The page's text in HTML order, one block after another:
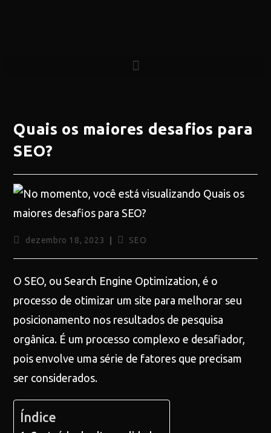
Quais os maiores desafios para
SEO?
dezembro 18, 2023 SEO
O SEO, ou Search Engine Optimization, é o
processo de otimizar um site para melhorar seu
posicionamento nos resultados de pesquisa
orgânica. É um processo complexo e desafiador,
pois envolve uma série de fatores que precisam
ser considerados.
Índice